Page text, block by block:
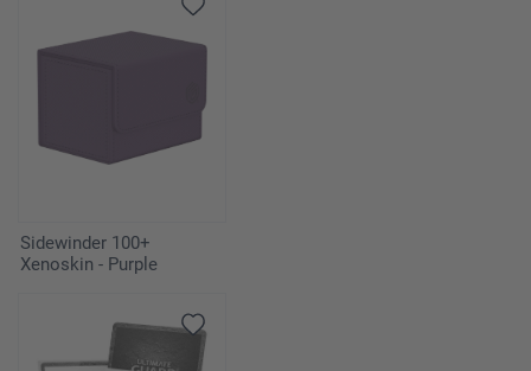
Sidewinder 100+
Xenoskin - Purple